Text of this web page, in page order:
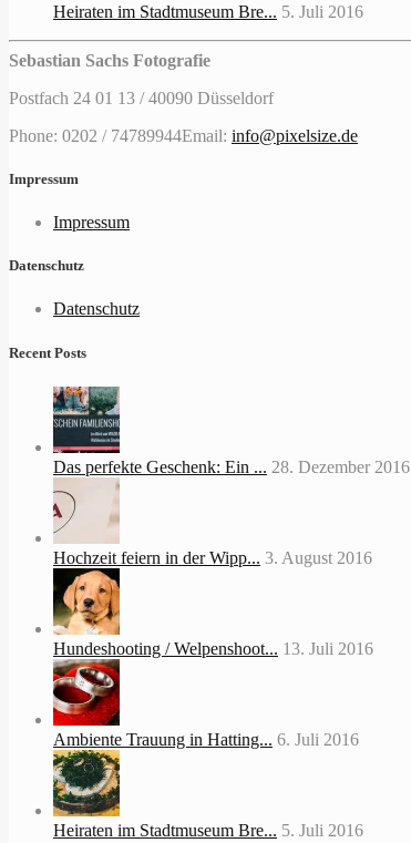
Heiraten im Stadtmuseum Bre... 5. Juli 2016
Sebastian Sachs Fotografie
Postfach 24 01 13 / 40090 Düsseldorf
Phone: 0202 / 74789944Email: info@pixelsize.de
Impressum
Impressum
Datenschutz
Datenschutz
Recent Posts
Das perfekte Geschenk: Ein ... 28. Dezember 2016
Hochzeit feiern in der Wipp... 3. August 2016
Hundeshooting / Welpenshoot... 13. Juli 2016
Ambiente Trauung in Hatting... 6. Juli 2016
Heiraten im Stadtmuseum Bre... 5. Juli 2016